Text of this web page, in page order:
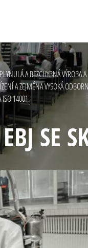
A BEZCHYBNÁ
A ZEJMÉNA VYSOKÁ
ISO 14001.
SE